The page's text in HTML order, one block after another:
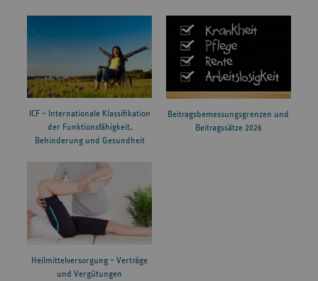
ICF – Internationale Klassifikation
der Funktionsfähigkeit,
Behinderung und Gesundheit
Beitragsbemessungsgrenzen und
Beitragssätze 2026
Heilmittelversorgung – Verträge
und Vergütungen